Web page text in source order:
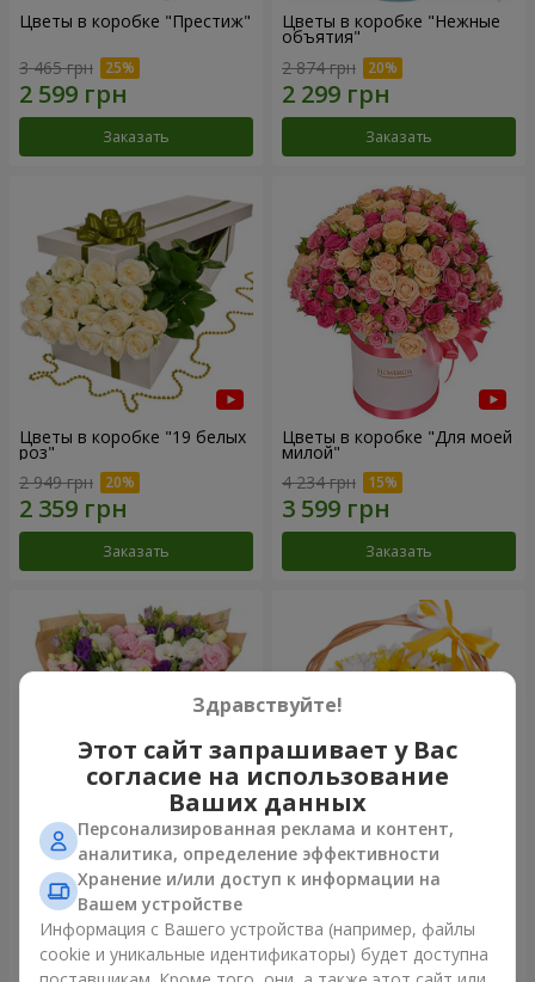
Цветы в коробке "Престиж"
3 465 грн
Заказать
Цветы в коробке "Нежные
объятия"
2 874 грн
Заказать
Цветы в коробке "19 белых
роз"
2 949 грн
Заказать
Цветы в коробке "Для моей
милой"
4 234 грн
Заказать
15 разноцветных эустом
3 145 грн
Заказать
Корзина "Солнышко"
Заказать
Здравствуйте!
Этот сайт запрашивает у Вас
согласие на использование
Ваших данных
Персонализированная реклама и контент,
аналитика, определение эффективности
Хранение и/или доступ к информации на
Вашем устройстве
Информация с Вашего устройства (например, файлы
cookie и уникальные идентификаторы) будет доступна